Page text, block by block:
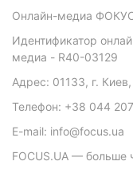
Онлайн-медиа
Идентификатор
медиа - R40-03129
Адрес: 01133, г.
Телефон: +38 044
E-mail: info@focus.ua
FOCUS.UA — больше